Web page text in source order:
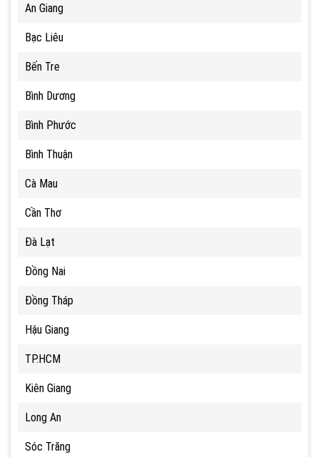
An Giang
Bạc Liêu
Bến Tre
Bình Dương
Bình Phước
Bình Thuận
Cà Mau
Cần Thơ
Đà Lạt
Đồng Nai
Đồng Tháp
Hậu Giang
TP.HCM
Kiên Giang
Long An
Sóc Trăng